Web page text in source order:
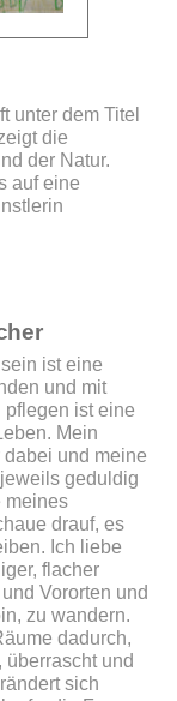
unter dem Titel
die
der Natur.
auf eine
ist eine
und mit
ist eine
Mein
und meine
geduldig
meines
drauf, es
Ich liebe
flacher
Vororten und
zu wandern.
dadurch,
und
sich